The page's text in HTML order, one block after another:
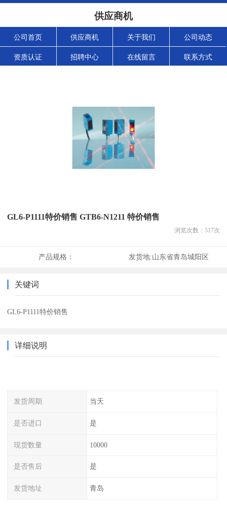
供应商机
公司首页 供应商机 关于我们 公司动态
资质认证 招聘中心 在线留言 联系方式
GL6-P1111特价销售 GTB6-N1211 特价销售
浏览次数： 517次
产品规格： 发货地:山东省青岛城阳区
关键词
GL6-P1111特价销售
详细说明
发货周期 当天
是否进口 是
现货数量 10000
是否售后 是
发货地址 青岛